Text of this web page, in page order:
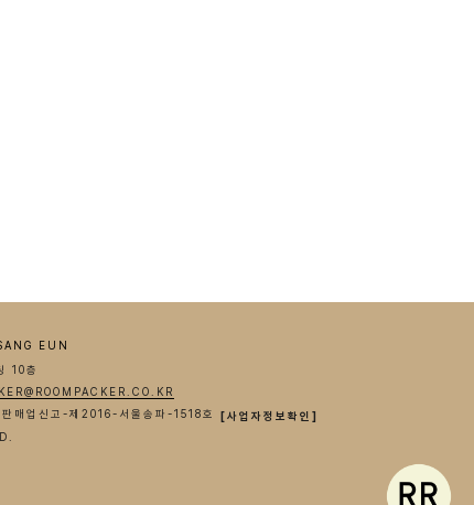
EUN
10층
업신고-제2016-서울송파-1518호 [사업자정보확인]